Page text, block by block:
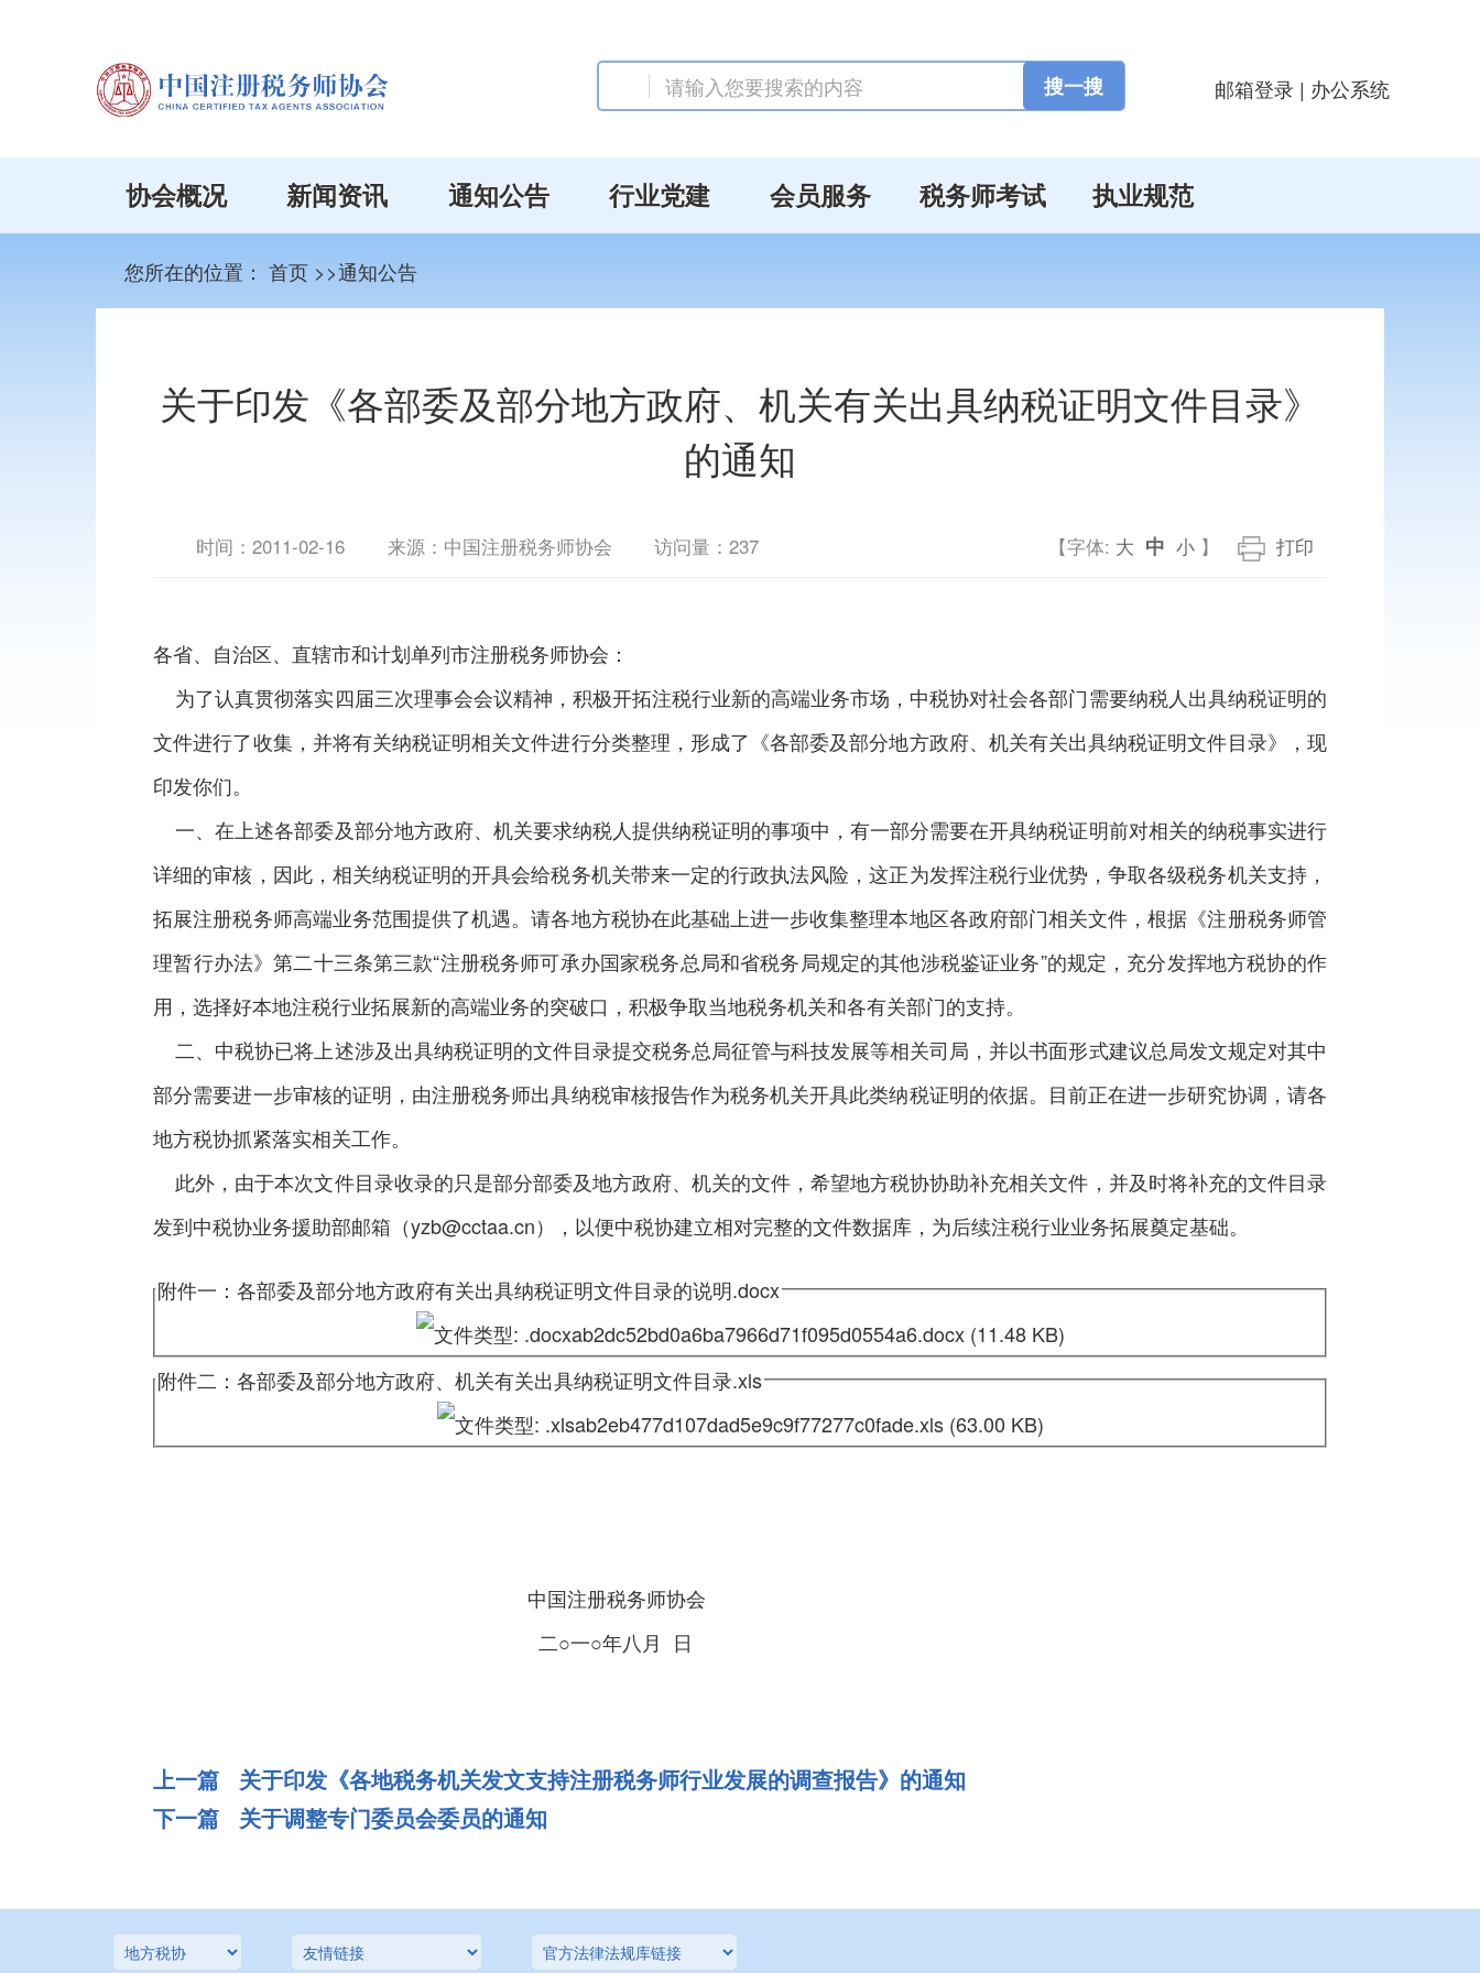
邮箱登录 | 办公系统
协会概况 新闻资讯 通知公告 行业党建 会员服务 税务师考试 执业规范
您所在的位置： 首页 >>通知公告
关于印发《各部委及部分地方政府、机关有关出具纳税证明文件目录》
的通知
时间： 2011-02-16 来源：中国注册税务师协会 访问量：237 【字体: 大 中 小 】 打印
各省、自治区、直辖市和计划单列市注册税务师协会：
为了认真贯彻落实四届三次理事会会议精神，积极开拓注税行业新的高端业务市场，中税协对社会各部门需要纳税人出具纳税证明的
文件进行了收集，并将有关纳税证明相关文件进行分类整理，形成了《各部委及部分地方政府、机关有关出具纳税证明文件目录》，现
印发你们。
一、在上述各部委及部分地方政府、机关要求纳税人提供纳税证明的事项中，有一部分需要在开具纳税证明前对相关的纳税事实进行
详细的审核，因此，相关纳税证明的开具会给税务机关带来一定的行政执法风险，这正为发挥注税行业优势，争取各级税务机关支持，
拓展注册税务师高端业务范围提供了机遇。请各地方税协在此基础上进一步收集整理本地区各政府部门相关文件，根据《注册税务师管
理暂行办法》第二十三条第三款“注册税务师可承办国家税务总局和省税务局规定的其他涉税鉴证业务”的规定，充分发挥地方税协的作
用，选择好本地注税行业拓展新的高端业务的突破口，积极争取当地税务机关和各有关部门的支持。
二、中税协已将上述涉及出具纳税证明的文件目录提交税务总局征管与科技发展等相关司局，并以书面形式建议总局发文规定对其中
部分需要进一步审核的证明，由注册税务师出具纳税审核报告作为税务机关开具此类纳税证明的依据。目前正在进一步研究协调，请各
地方税协抓紧落实相关工作。
此外，由于本次文件目录收录的只是部分部委及地方政府、机关的文件，希望地方税协协助补充相关文件，并及时将补充的文件目录
发到中税协业务援助部邮箱（yzb@cctaa.cn），以便中税协建立相对完整的文件数据库，为后续注税行业业务拓展奠定基础。
附件一：各部委及部分地方政府有关出具纳税证明文件目录的说明.docx
ab2dc52bd0a6ba7966d71f095d0554a6.docx(11.48 KB)
附件二：各部委及部分地方政府、机关有关出具纳税证明文件目录.xls
ab2eb477d107dad5e9c9f77277c0fade.xls(63.00 KB)
中国注册税务师协会
二○一○年八月 日
上一篇 关于印发《各地税务机关发文支持注册税务师行业发展的调查报告》的通知
下一篇 关于调整专门委员会委员的通知